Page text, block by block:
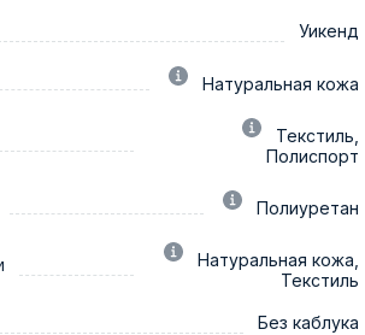
Уикенд
Натуральная кожа
Текстиль,
Полиспорт
Полиуретан
Натуральная кожа,
Текстиль
Без каблука